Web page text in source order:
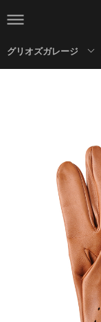
グリオズガレージ